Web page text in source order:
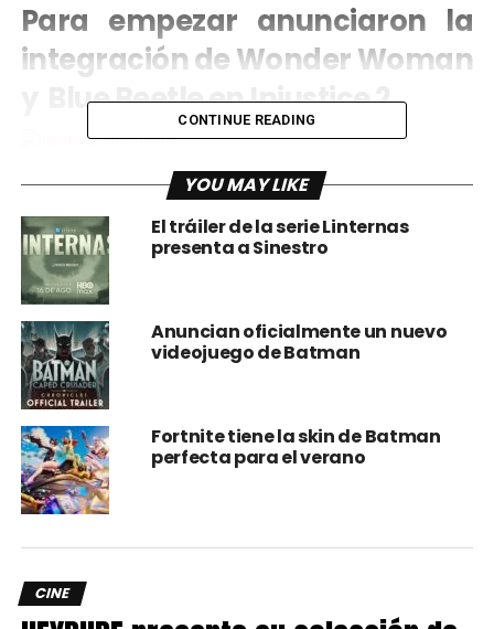
Para empezar anunciaron la
integración deWonder Woman
Blue BeetleenInjustice 2
CONTINUE READING
YOU MAY LIKE
El tráiler de la serie Linternas
presenta a Sinestro
Anuncian oficialmente un nuevo
videojuego de Batman
Fortnite tiene la skin de Batman
perfecta para el verano
CINE